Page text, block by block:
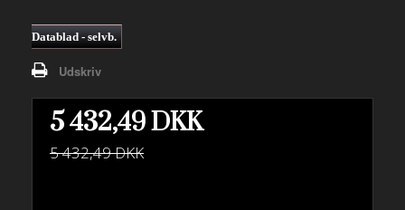
Datablad - selvb.
Udskriv
5 432,49 DKK
5 432,49 DKK